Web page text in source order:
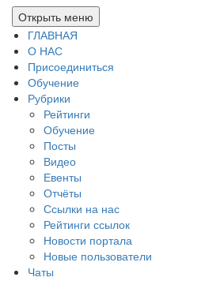
Открыть меню
ГЛАВНАЯ
О НАС
Присоединиться
Обучение
Рубрики
Рейтинги
Обучение
Посты
Видео
Евенты
Отчёты
Ссылки на нас
Рейтинги ссылок
Новости портала
Новые пользователи
Чаты